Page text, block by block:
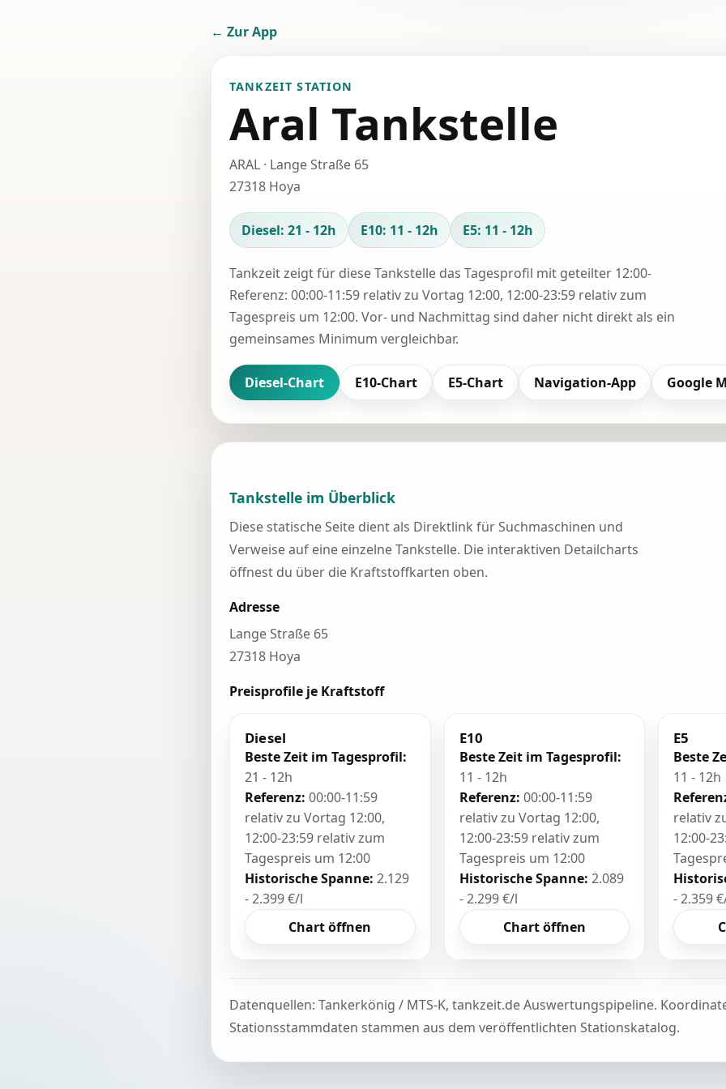
← Zur App
TANKZEIT STATION
Aral Tankstelle
ARAL · Lange Straße 65
27318 Hoya
Diesel: 21 - 12h E10: 11 - 12h E5: 11 - 12h
Tankzeit zeigt für diese Tankstelle das Tagesprofil mit geteilter 12:00-
Referenz: 00:00-11:59 relativ zu Vortag 12:00, 12:00-23:59 relativ zum
Tagespreis um 12:00. Vor- und Nachmittag sind daher nicht direkt als ein
gemeinsames Minimum vergleichbar.
Diesel-Chart E10-Chart E5-Chart Navigation-App Google
Tankstelle im Überblick
Diese statische Seite dient als Direktlink für Suchmaschinen und
Verweise auf eine einzelne Tankstelle. Die interaktiven Detailcharts
öffnest du über die Kraftstoffkarten oben.
Adresse
Lange Straße 65
27318 Hoya
Preisprofile je Kraftstoff
Diesel
Beste Zeit im Tagesprofil:
21 - 12h
Referenz: 00:00-11:59
relativ zu Vortag 12:00,
12:00-23:59 relativ zum
Tagespreis um 12:00
Historische Spanne: 2.129
- 2.399 €/l
Chart öffnen
E10
Beste Zeit im Tagesprofil:
11 - 12h
Referenz: 00:00-11:59
relativ zu Vortag 12:00,
12:00-23:59 relativ zum
Tagespreis um 12:00
Historische Spanne: 2.089
- 2.299 €/l
Chart öffnen
E5
Beste
11 - 12h
relativ
12:00-
- 2.359
Datenquellen: Tankerkönig / MTS-K, tankzeit.de Auswertungspipeline.
Stationsstammdaten stammen aus dem veröffentlichten Stationskatalog.